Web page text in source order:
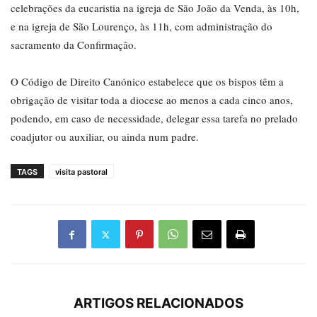
celebrações da eucaristia na igreja de São João da Venda, às 10h,
e na igreja de São Lourenço, às 11h, com administração do
sacramento da Confirmação.
O Código de Direito Canónico estabelece que os bispos têm a
obrigação de visitar toda a diocese ao menos a cada cinco anos,
podendo, em caso de necessidade, delegar essa tarefa no prelado
coadjutor ou auxiliar, ou ainda num padre.
TAGS visita pastoral
ARTIGOS RELACIONADOS